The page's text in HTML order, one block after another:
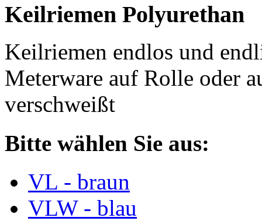
Keilriemen Polyurethan
Keilriemen endlos und
Meterware auf Rolle oder
verschweißt
Bitte wählen Sie aus:
VL - braun
VLW - blau